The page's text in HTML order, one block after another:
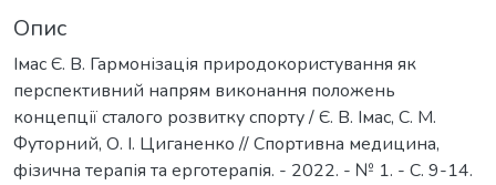
Опис
Імас Є. В. Гармонізація природокористування як
перспективний напрям виконання положень
концепції сталого розвитку спорту / Є. В. Імас, С. М.
Футорний, О. І. Циганенко // Спортивна медицина,
фізична терапія та ерготерапія. - 2022. - № 1. - С. 9-14.